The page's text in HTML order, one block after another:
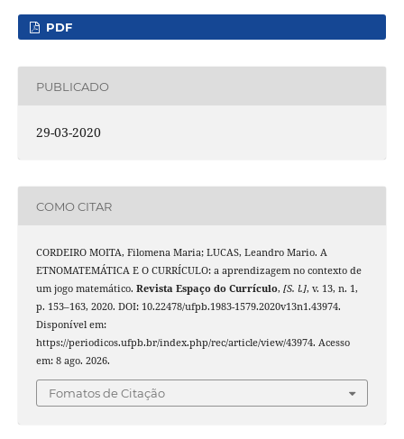
PDF
PUBLICADO
29-03-2020
COMO CITAR
CORDEIRO MOITA, Filomena Maria; LUCAS, Leandro Mario. A
ETNOMATEMÁTICA E O CURRÍCULO: a aprendizagem no contexto de
um jogo matemático. Revista Espaço do Currículo, [S. l.], v. 13, n. 1,
p. 153–163, 2020. DOI: 10.22478/ufpb.1983-1579.2020v13n1.43974.
Disponível em:
https://periodicos.ufpb.br/index.php/rec/article/view/43974. Acesso
em: 8 ago. 2026.
Fomatos de Citação